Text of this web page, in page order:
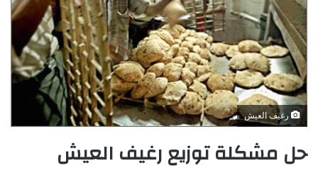
رغيف العيش
حل مشكلة توزيع رغيف العيش